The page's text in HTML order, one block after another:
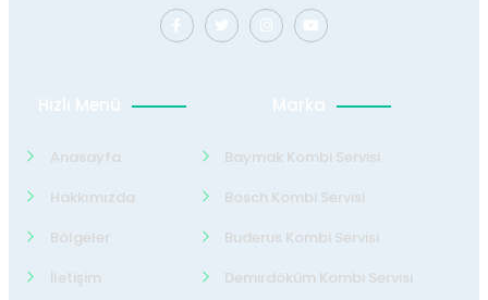
Hızlı Menü
Anasayfa
Hakkımızda
Bölgeler
İletişim
Marka
Baymak Kombi Servisi
Bosch Kombi Servisi
Buderus Kombi Servisi
Demirdöküm Kombi Servisi